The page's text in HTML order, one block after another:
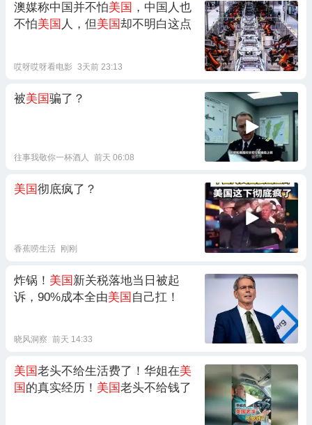
澳媒称中国并不怕美国 ，中国人也
不怕美国 人，但美国却不明白这点
哎呀哎呀看电影 3天前 23:13
被美国骗了？
往事我敬你一杯酒人 前天 06:08
美国彻底疯了？
香蕉唠生活 刚刚
炸锅！ 美国 新关税落地当日被起
诉，90%成本全由美国 自己扛！
晓风洞察 前天 14:33
美国老头不给生活费了！华姐在美
国 的真实经历！ 美国老头不给钱了